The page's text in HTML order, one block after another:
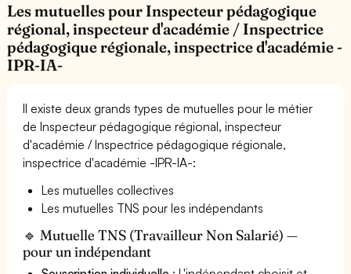
Les mutuelles pour Inspecteur pédagogique
régional, inspecteur d'académie / Inspectrice
pédagogique régionale, inspectrice d'académie -
IPR-IA-
Il existe deux grands types de mutuelles pour le métier
de Inspecteur pédagogique régional, inspecteur
d'académie / Inspectrice pédagogique régionale,
inspectrice d'académie -IPR-IA-:
Les mutuelles collectives
Les mutuelles TNS pour les indépendants
🔹 Mutuelle TNS (Travailleur Non Salarié) —
pour un indépendant